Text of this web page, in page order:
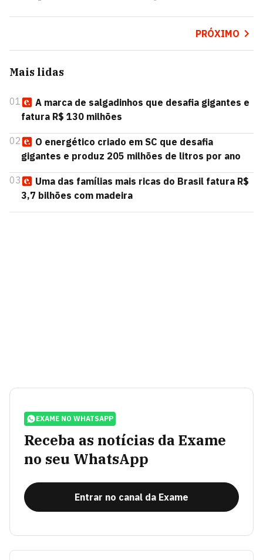
PRÓXIMO
Mais lidas
01
A marca de salgadinhos que desafia gigantes e
fatura R$ 130 milhões
02
O energético criado em SC que desafia
gigantes e produz 205 milhões de litros por ano
03
Uma das famílias mais ricas do Brasil fatura R$
3,7 bilhões com madeira
EXAME NO WHATSAPP
Receba as notícias da Exame
no seu WhatsApp
Entrar no canal da Exame